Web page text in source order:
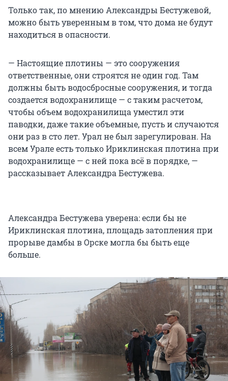
Только так, по мнению Александры Бестужевой,
можно быть уверенным в том, что дома не будут
находиться в опасности.
— Настоящие плотины — это сооружения
ответственные, они строятся не один год. Там
должны быть водосбросные сооружения, и тогда
создается водохранилище — с таким расчетом,
чтобы объем водохранилища уместил эти
паводки, даже такие объемные, пусть и случаются
они раз в сто лет. Урал не был зарегулирован. На
всем Урале есть только Ириклинская плотина при
водохранилище — с ней пока всё в порядке, —
рассказывает Александра Бестужева.
Александра Бестужева уверена: если бы не
Ириклинская плотина, площадь затопления при
прорыве дамбы в Орске могла бы быть еще
больше.